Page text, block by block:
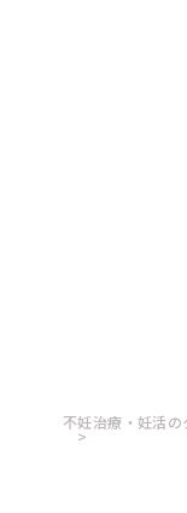
不妊治療・妊活